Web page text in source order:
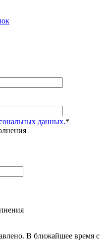
данных.*
В ближайшее время с